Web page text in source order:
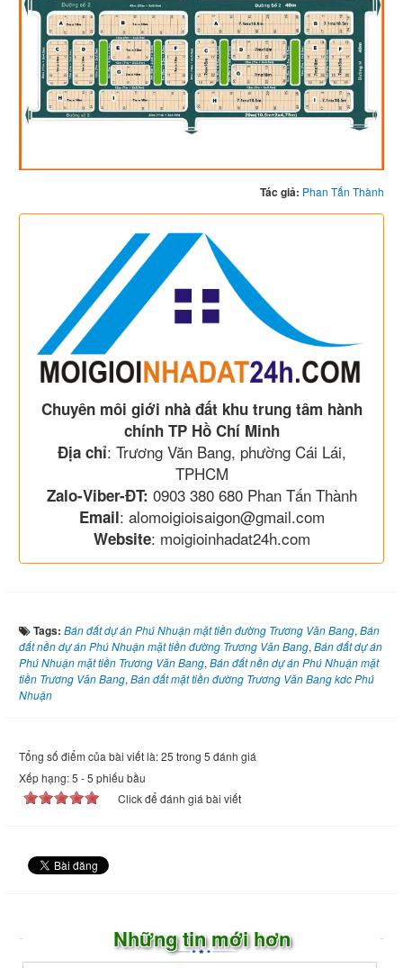
Tác giả: Phan Tấn Thành
Chuyên môi giới nhà đất khu trung tâm hành
chính TP Hồ Chí Minh
Địa chỉ: Trương Văn Bang, phường Cái Lái,
TPHCM
Zalo-Viber-ĐT: 0903 380 680 Phan Tấn Thành
Email: alomoigioisaigon@gmail.com
Website: moigioinhadat24h.com
Tags: Bán đất dự án Phú Nhuận mặt tiền đường Trương Văn Bang, Bán
đất nền dự án Phú Nhuận mặt tiền đường Trương Văn Bang, Bán đất dự án
Phú Nhuận mặt tiền Trương Văn Bang, Bán đất nền dự án Phú Nhuận mặt
tiền Trương Văn Bang, Bán đất mặt tiền đường Trương Văn Bang kdc Phú
Nhuận
Tổng số điểm của bài viết là: 25 trong 5 đánh giá
Xếp hạng:5 -5 phiếu bầu
Click để đánh giá bài viết
Những tin mới hơn